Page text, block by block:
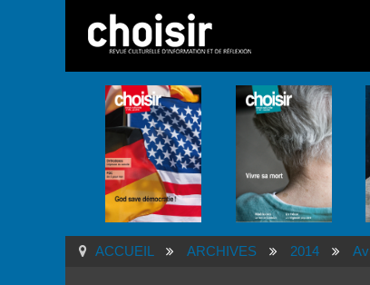
ACCUEIL ARCHIVES 2014